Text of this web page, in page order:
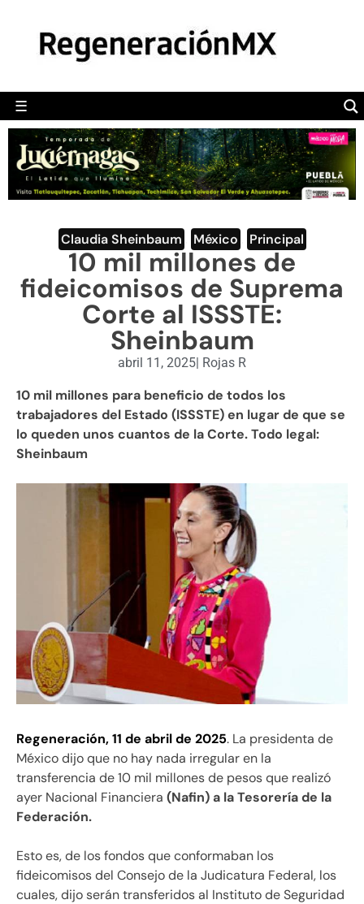
☰
POLÍTICA
CAMALEÓN
OPINIÓN
DEPORTES
ENGLISH SECTION
VIDEOS
Claudia Sheinbaum México Principal
10 mil millones de
fideicomisos de Suprema
Corte al ISSSTE:
Sheinbaum
abril 11, 2025| Rojas R
10 mil millones para beneficio de todos los
trabajadores del Estado (ISSSTE) en lugar de que se
lo queden unos cuantos de la Corte. Todo legal:
Sheinbaum
Regeneración, 11 de abril de 2025. La presidenta de
México dijo que no hay nada irregular en la
transferencia de 10 mil millones de pesos que realizó
ayer Nacional Financiera (Nafin) a la Tesorería de la
Federación.
Esto es, de los fondos que conformaban los
fideicomisos del Consejo de la Judicatura Federal, los
cuales, dijo serán transferidos al Instituto de Seguridad